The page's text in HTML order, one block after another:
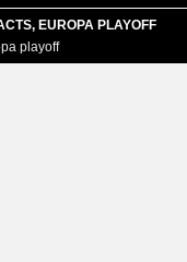
EUROPA PLAYOFF
playoff